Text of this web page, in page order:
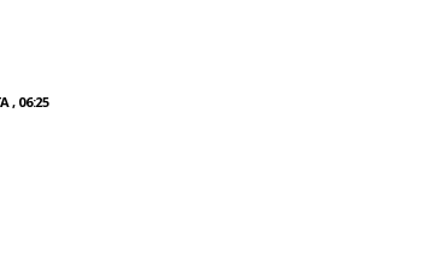
, 06:25